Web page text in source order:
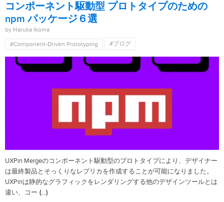
コンポーネント駆動型 プロトタイプのための
npm パッケージ６選
by Haruka Ikoma
#Component-Driven Prototyping #ブログ
UXPin Mergeのコンポーネント駆動型のプロトタイプにより、デザイナー
は最終製品とそっくりなレプリカを作成することが可能になりました。
UXPinは静的なグラフィックをレンダリングする他のデザインツールとは
違い、コー (…)